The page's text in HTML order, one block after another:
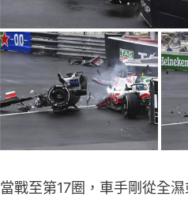
當戰至第17圈，車手剛從全